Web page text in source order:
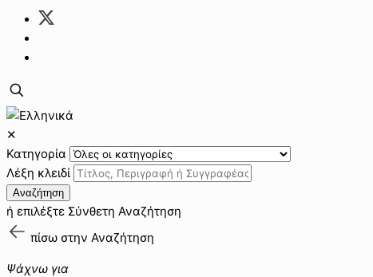
✕
Κατηγορία
Λέξη κλειδί
Αναζήτηση
ή επιλέξτε Σύνθετη Αναζήτηση
πίσω στην Αναζήτηση
Ψάχνω για